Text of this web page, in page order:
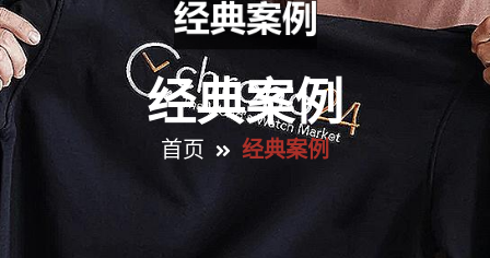
经典案例
首页 经典案例